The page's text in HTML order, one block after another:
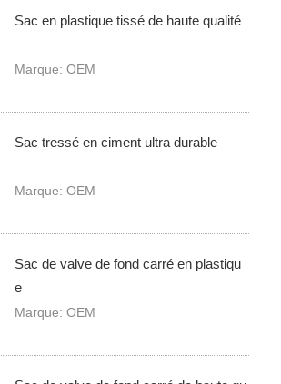
Sac en plastique tissé de haute qualité
Marque: OEM
Sac tressé en ciment ultra durable
Marque: OEM
Sac de valve de fond carré en plastiqu
e
Marque: OEM